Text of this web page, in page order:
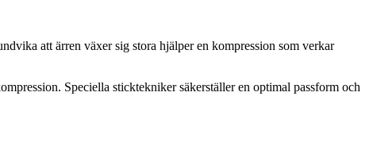
att ärren växer sig stora hjälper en kompression som verkar
Speciella sticktekniker säkerställer en optimal passform och